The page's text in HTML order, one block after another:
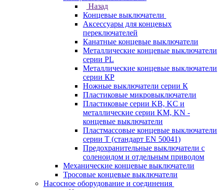
Назад
Концевые выключатели
Аксессуары для концевых
переключателей
Канатные концевые выключатели
Металлические концевые выключатели
серии PL
Металлические концевые выключатели
серии КP
Ножные выключатели серии К
Пластиковые микровыключатели
Пластиковые серии KB, KC и
металлические серии KM, KN -
концевые выключатели
Пластмассовые концевые выключатели
серии T (стандарт EN 50041)
Предохранительные выключатели с
соленоидом и отдельным приводом
Механические концевые выключатели
Тросовые концевые выключатели
Насосное оборудование и соединения